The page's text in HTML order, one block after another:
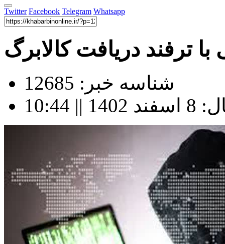
Twitter Facebook Telegram Whatsapp
با ترفند دریافت کالابرگ
شناسه خبر: 12685